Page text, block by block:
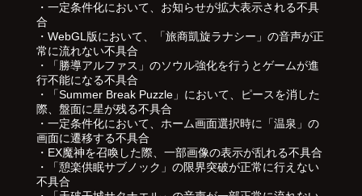
・一定条件化において、お知らせが拡大表示される不具
合
・WebGL版において、「旅商凱旋ラナシー」の音声が正
常に流れない不具合
・「勝導アルファス」のソウル強化を行うとゲームが進
行不能になる不具合
・「Summer Break Puzzle」において、ピースを消した
際、盤面に星が残る不具合
・一定条件化において、ホーム画面選択時に「温泉」の
画面に遷移する不具合
・EX魔神を召喚した際、一部画像の表示が乱れる不具合
・「憩楽供眠サブノック」の限界突破が正常に行えない
不具合